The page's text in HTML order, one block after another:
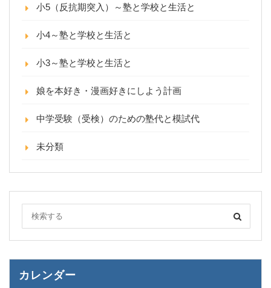
小5（反抗期突入）～塾と学校と生活と
小4～塾と学校と生活と
小3～塾と学校と生活と
娘を本好き・漫画好きにしよう計画
中学受験（受検）のための塾代と模試代
未分類
カレンダー